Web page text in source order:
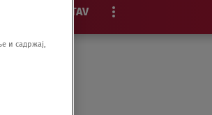
STAV
EKSKLUZIVNO
и садржај,